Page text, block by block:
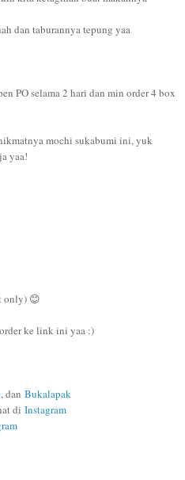
dan taburannya tepung yaa
PO selama 2 hari dan min order 4 box
mochi sukabumi ini, yuk
yaa!
only) 😊
ke link ini yaa :)
, dan Bukalapak
di Instagram